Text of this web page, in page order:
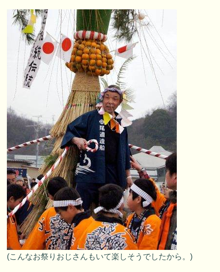
(こんなお祭りおじさんもいて楽しそうでしたから。)